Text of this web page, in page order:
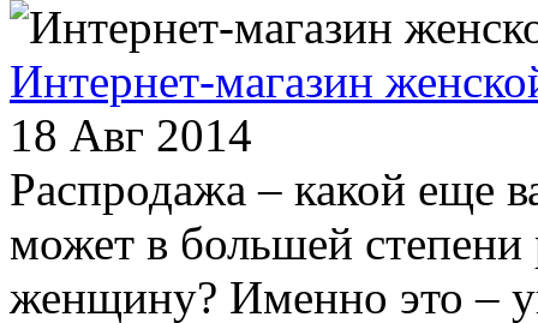
Интернет-магазин
18 Авг 2014
Распродажа – какой еще
может в большей
женщину? Именно это –